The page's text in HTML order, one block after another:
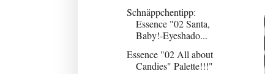
Schnäppchentipp:
Essence "02 Santa,
Baby!-Eyeshado...
Essence "02 All about
Candies" Palette!!!"